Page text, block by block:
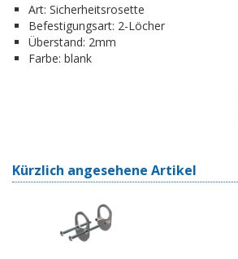
Art: Sicherheitsrosette
Befestigungsart: 2-Löcher
Überstand: 2mm
Farbe: blank
Kürzlich angesehene Artikel